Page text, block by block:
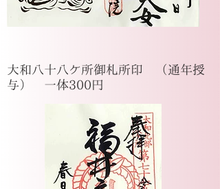
大和八十八ケ所御札所印 （通年授
与） 一体300円